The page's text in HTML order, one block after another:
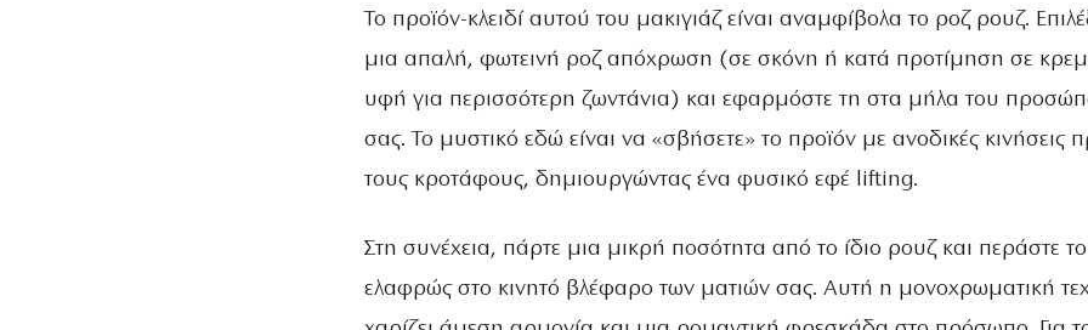
Το προϊόν-κλειδί αυτού του μακιγιάζ είναι αναμφίβολα το ροζ ρουζ.
μια απαλή, φωτεινή ροζ απόχρωση (σε σκόνη ή κατά προτίμηση σε
υφή για περισσότερη ζωντάνια) και εφαρμόστε τη στα μήλα του
σας. Το μυστικό εδώ είναι να «σβήσετε» το προϊόν με ανοδικές κινήσεις
τους κροτάφους, δημιουργώντας ένα φυσικό εφέ lifting.
Στη συνέχεια, πάρτε μια μικρή ποσότητα από το ίδιο ρουζ και περάστε το
ελαφρώς στο κινητό βλέφαρο των ματιών σας. Αυτή η μονοχρωματική